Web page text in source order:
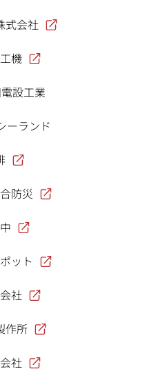
式会社
機
設工業
ーランド
防災
ット
社
作所
社